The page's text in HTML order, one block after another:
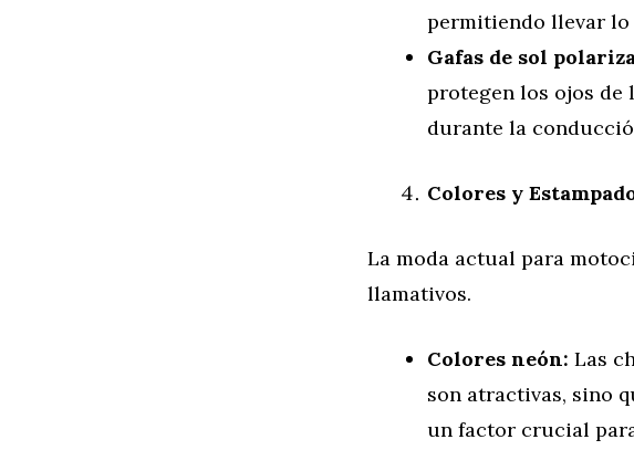
permitiendo llevar lo
Gafas de sol
protegen los ojos de
durante la
Colores y
La moda actual para
llamativos.
Colores neón: Las
son atractivas, sino
un factor crucial